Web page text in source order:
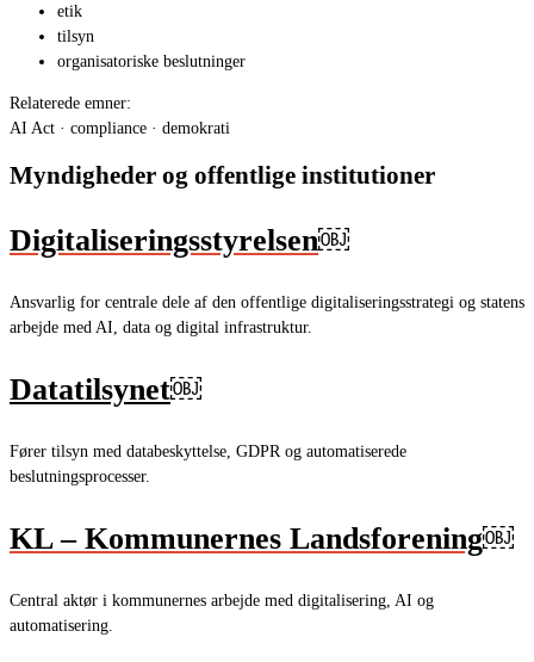
etik
tilsyn
organisatoriske beslutninger
Relaterede emner:
AI Act · compliance · demokrati
Myndigheder og offentlige institutioner
Digitaliseringsstyrelsen￼
Ansvarlig for centrale dele af den offentlige digitaliseringsstrategi og statens
arbejde med AI, data og digital infrastruktur.
Datatilsynet￼
Fører tilsyn med databeskyttelse, GDPR og automatiserede
beslutningsprocesser.
KL – Kommunernes Landsforening￼
Central aktør i kommunernes arbejde med digitalisering, AI og
automatisering.